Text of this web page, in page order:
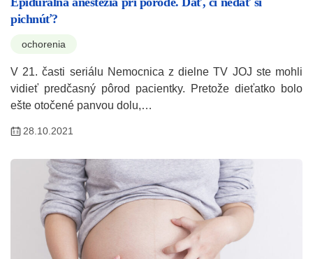
pichnúť?
ochorenia
V 21. časti seriálu Nemocnica z dielne TV JOJ ste mohli
vidieť predčasný pôrod pacientky. Pretože dieťatko bolo
ešte otočené panvou dolu,…
28.10.2021